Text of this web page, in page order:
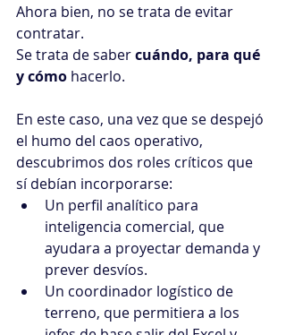
Ahora bien, no se trata de evitar
contratar.
Se trata de saber cuándo, para qué
y cómo hacerlo.
En este caso, una vez que se despejó
el humo del caos operativo,
descubrimos dos roles críticos que
sí debían incorporarse:
Un perfil analítico para
inteligencia comercial, que
ayudara a proyectar demanda y
prever desvíos.
Un coordinador logístico de
terreno, que permitiera a los